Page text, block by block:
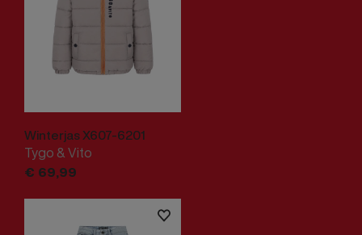
Winterjas X607-6201
Tygo & Vito
€ 69,99